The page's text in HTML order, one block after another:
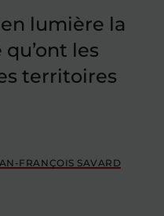
lumière la
les
territoires
FRANÇOIS SAVARD